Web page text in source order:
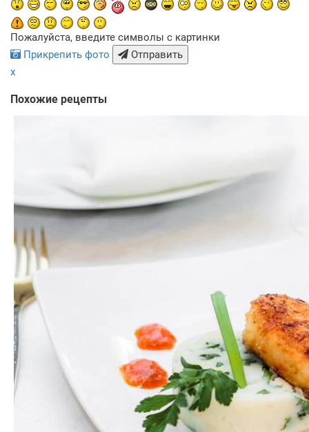
Пожалуйста, введите символы с картинки
Прикрепить фото
Отправить
x
Похожие рецепты